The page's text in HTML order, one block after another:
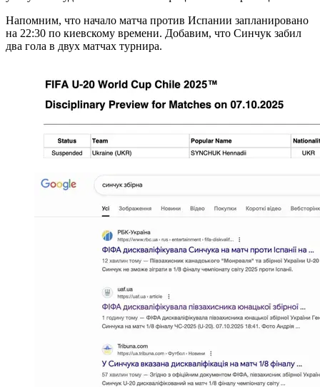
Напомним, что начало матча против Испании запланировано
на 22:30 по киевскому времени. Добавим, что Синчук забил
два гола в двух матчах турнира.